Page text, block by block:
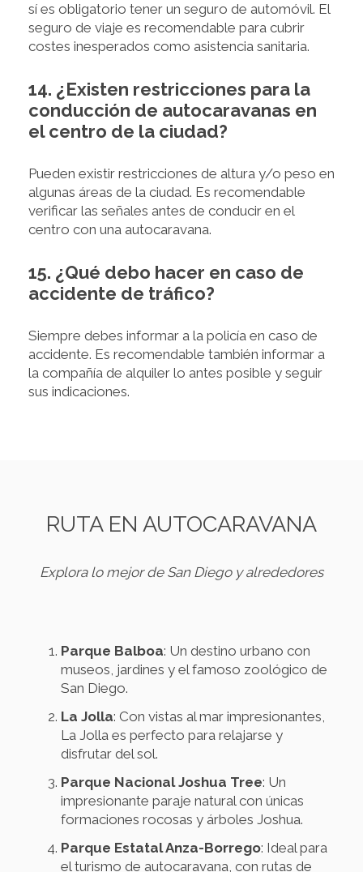
sí es obligatorio tener un seguro de automóvil. El
seguro de viaje es recomendable para cubrir
costes inesperados como asistencia sanitaria.
14. ¿Existen restricciones para la
conducción de autocaravanas en
el centro de la ciudad?
Pueden existir restricciones de altura y/o peso en
algunas áreas de la ciudad. Es recomendable
verificar las señales antes de conducir en el
centro con una autocaravana.
15. ¿Qué debo hacer en caso de
accidente de tráfico?
Siempre debes informar a la policía en caso de
accidente. Es recomendable también informar a
la compañía de alquiler lo antes posible y seguir
sus indicaciones.
RUTA EN AUTOCARAVANA
Explora lo mejor de San Diego y alrededores
Parque Balboa: Un destino urbano con
museos, jardines y el famoso zoológico de
San Diego.
La Jolla: Con vistas al mar impresionantes,
La Jolla es perfecto para relajarse y
disfrutar del sol.
Parque Nacional Joshua Tree: Un
impresionante paraje natural con únicas
formaciones rocosas y árboles Joshua.
Parque Estatal Anza-Borrego: Ideal para
el turismo de autocaravana, con rutas de